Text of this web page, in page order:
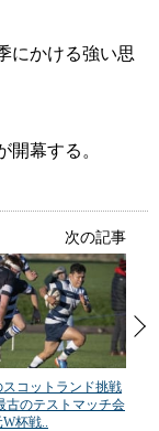
にかける強い思
幕する。
次の記事
スコットランド挑戦
古のテストマッチ会
杯戦..